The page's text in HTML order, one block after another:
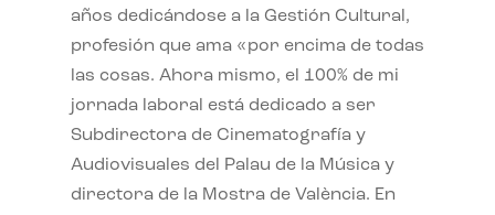
años dedicándose a la Gestión Cultural,
profesión que ama «por encima de todas
las cosas. Ahora mismo, el 100% de mi
jornada laboral está dedicado a ser
Subdirectora de Cinematografía y
Audiovisuales del Palau de la Música y
directora de la Mostra de València. En